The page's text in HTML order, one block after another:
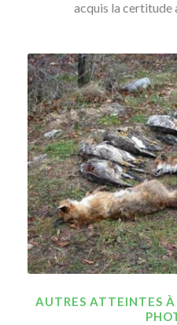
acquis la certitude
AUTRES ATTEINTES À